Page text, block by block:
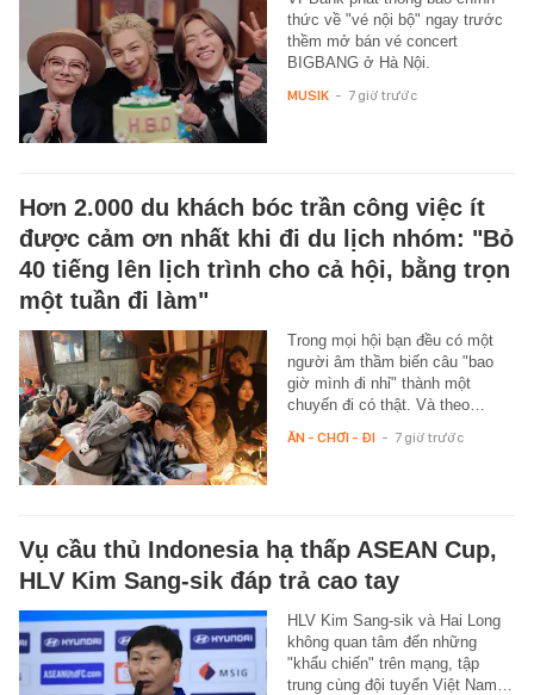
thức về "vé nội bộ" ngay trước
thềm mở bán vé concert
BIGBANG ở Hà Nội.
MUSIK - 7 giờ trước
Hơn 2.000 du khách bóc trần công việc ít
được cảm ơn nhất khi đi du lịch nhóm: "Bỏ
40 tiếng lên lịch trình cho cả hội, bằng trọn
một tuần đi làm"
Trong mọi hội bạn đều có một
người âm thầm biến câu "bao
giờ mình đi nhỉ" thành một
chuyến đi có thật. Và theo…
ĂN - CHƠI - ĐI - 7 giờ trước
Vụ cầu thủ Indonesia hạ thấp ASEAN Cup,
HLV Kim Sang-sik đáp trả cao tay
HLV Kim Sang-sik và Hai Long
không quan tâm đến những
"khẩu chiến" trên mạng, tập
trung cùng đội tuyển Việt Nam…